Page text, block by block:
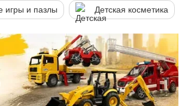
игры и пазлы Детская косметика